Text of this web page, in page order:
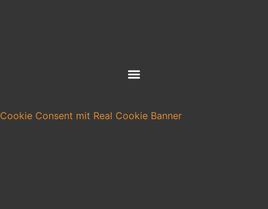
Cookie Consent mit Real Cookie Banner